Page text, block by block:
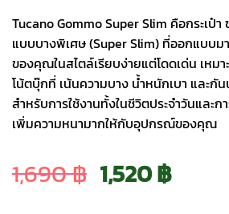
Tucano Gommo Super Slim คือกระเป๋า
แบบบางพิเศษ (Super Slim) ที่ออกแบบ
ของคุณในสไตล์เรียบง่ายแต่โดดเด่น เหม
โน้ตบุ๊กที่ เน้นความบาง น้ำหนักเบา และกัน
สำหรับการใช้งานทั้งในชีวิตประจำวันและก
เพิ่มความหนามากให้กับอุปกรณ์ของคุณ
1,690฿ Original
1,520฿